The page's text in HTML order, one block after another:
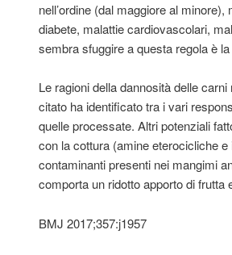
nell’ordine (dal maggiore al
diabete, malattie cardiovascolari,
sembra sfuggire a questa regola è
Le ragioni della dannosità delle
citato ha identificato tra i vari
quelle processate. Altri potenziali
con la cottura (amine eterocicliche
contaminanti presenti nei mangimi
comporta un ridotto apporto di frutta
BMJ 2017;357:j1957